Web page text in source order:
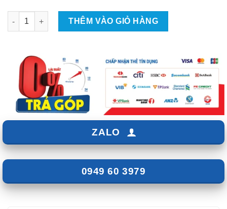
Bi Gầm Led A9 cho Xpander 2019 số lượng
THÊM VÀO GIỎ HÀNG
ZALO
0949 60 3979